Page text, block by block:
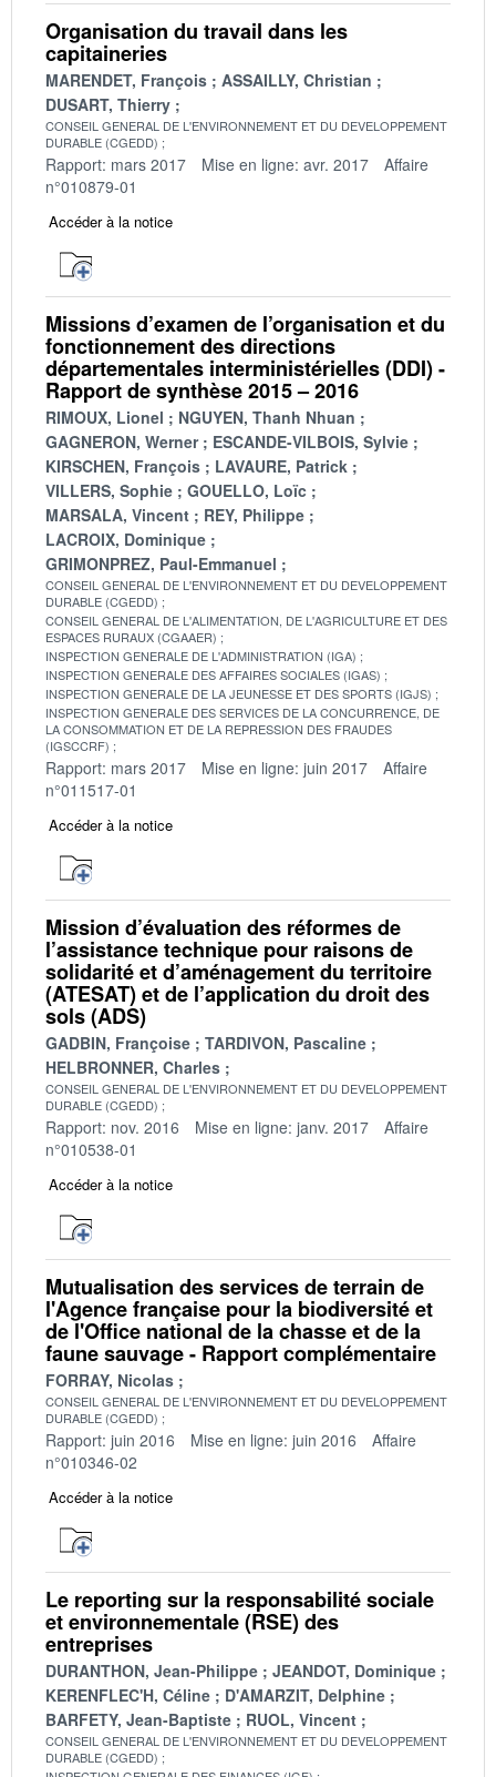
Organisation du travail dans les
capitaineries
MARENDET, François
ASSAILLY, Christian
DUSART, Thierry
CONSEIL GENERAL DE L'ENVIRONNEMENT ET DU DEVELOPPEMENT
DURABLE (CGEDD)
Rapport: mars 2017 Mise en ligne: avr. 2017
Affaire
n°010879-01
Accéder à la notice
Missions d’examen de l’organisation et du
fonctionnement des directions
départementales interministérielles (DDI) -
Rapport de synthèse 2015 – 2016
RIMOUX, Lionel
NGUYEN, Thanh Nhuan
GAGNERON, Werner
ESCANDE-VILBOIS, Sylvie
KIRSCHEN, François
LAVAURE, Patrick
VILLERS, Sophie
GOUELLO, Loïc
MARSALA, Vincent
REY, Philippe
LACROIX, Dominique
GRIMONPREZ, Paul-Emmanuel
CONSEIL GENERAL DE L'ENVIRONNEMENT ET DU DEVELOPPEMENT
DURABLE (CGEDD)
CONSEIL GENERAL DE L'ALIMENTATION, DE L'AGRICULTURE ET DES
ESPACES RURAUX (CGAAER)
INSPECTION GENERALE DE L'ADMINISTRATION (IGA)
INSPECTION GENERALE DES AFFAIRES SOCIALES (IGAS)
INSPECTION GENERALE DE LA JEUNESSE ET DES SPORTS (IGJS)
INSPECTION GENERALE DES SERVICES DE LA CONCURRENCE, DE
LA CONSOMMATION ET DE LA REPRESSION DES FRAUDES
(IGSCCRF)
Rapport: mars 2017 Mise en ligne: juin 2017
Affaire
n°011517-01
Accéder à la notice
Mission d’évaluation des réformes de
l’assistance technique pour raisons de
solidarité et d’aménagement du territoire
(ATESAT) et de l’application du droit des
sols (ADS)
GADBIN, Françoise
TARDIVON, Pascaline
HELBRONNER, Charles
CONSEIL GENERAL DE L'ENVIRONNEMENT ET DU DEVELOPPEMENT
DURABLE (CGEDD)
Rapport: nov. 2016 Mise en ligne: janv. 2017
Affaire
n°010538-01
Accéder à la notice
Mutualisation des services de terrain de
l'Agence française pour la biodiversité et
de l'Office national de la chasse et de la
faune sauvage - Rapport complémentaire
FORRAY, Nicolas
CONSEIL GENERAL DE L'ENVIRONNEMENT ET DU DEVELOPPEMENT
DURABLE (CGEDD)
Rapport: juin 2016 Mise en ligne: juin 2016
Affaire
n°010346-02
Accéder à la notice
Le reporting sur la responsabilité sociale
et environnementale (RSE) des
entreprises
DURANTHON, Jean-Philippe
JEANDOT, Dominique
KERENFLEC'H, Céline
D'AMARZIT, Delphine
BARFETY, Jean-Baptiste
RUOL, Vincent
CONSEIL GENERAL DE L'ENVIRONNEMENT ET DU DEVELOPPEMENT
DURABLE (CGEDD)